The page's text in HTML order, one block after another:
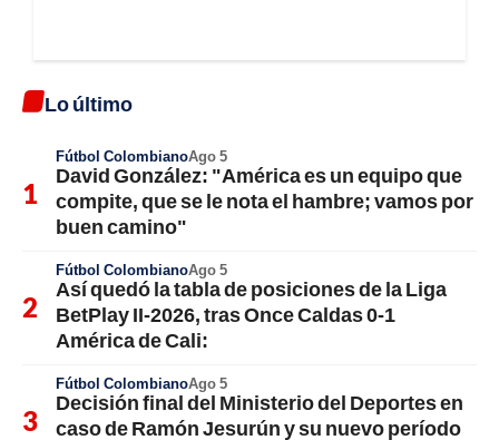
Lo último
Fútbol ColombianoAgo 5
David González: "América es un equipo que
compite, que se le nota el hambre; vamos por
buen camino"
Fútbol ColombianoAgo 5
Así quedó la tabla de posiciones de la Liga
BetPlay II-2026, tras Once Caldas 0-1
América de Cali:
Fútbol ColombianoAgo 5
Decisión final del Ministerio del Deportes en
caso de Ramón Jesurún y su nuevo período